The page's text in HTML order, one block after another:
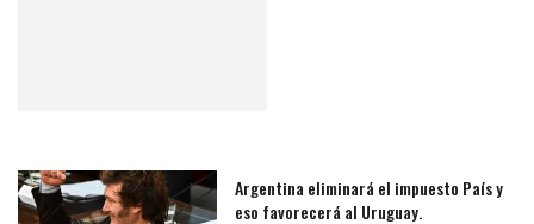
Argentina eliminará el impuesto País y
eso favorecerá al Uruguay.